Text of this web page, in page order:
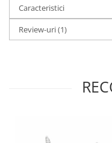
Caracteristici
Review-uri(1)